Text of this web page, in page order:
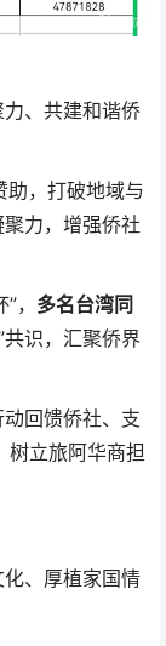
力、共建和谐侨
助，打破地域与
力，增强侨社
， 多名台湾同
识，汇聚侨界
回馈侨社、支
树立旅阿华商担
、厚植家国情